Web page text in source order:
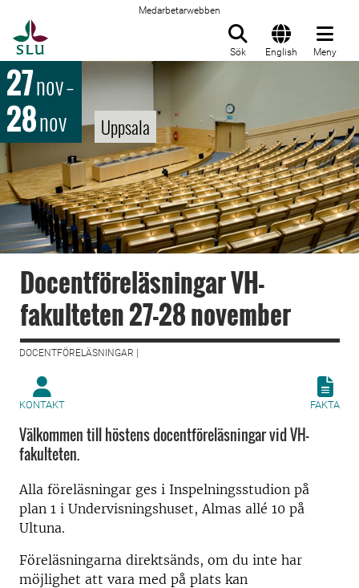
Medarbetarwebben
Sök English Meny
27nov–
28nov Uppsala
Docentföreläsningar VH-
fakulteten 27-28 november
DOCENTFÖRELÄSNINGAR |
KONTAKT FAKTA
Välkommen till höstens docentföreläsningar vid VH-
fakulteten.
Alla föreläsningar ges i Inspelningsstudion på
plan 1 i Undervisningshuset, Almas allé 10 på
Ultuna.
Föreläsningarna direktsänds, om du inte har
möjlighet att vara med på plats kan